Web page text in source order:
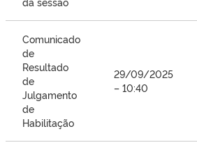
Comunicado
de
Resultado
de
Julgamento
de
Habilitação
29/09/2025
– 10:40